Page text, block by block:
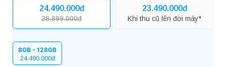
24.490.000đ
28.899.000đ
23.490.000đ
Khi thu cũ lên đời máy*
8GB - 128GB
24.490.000đ